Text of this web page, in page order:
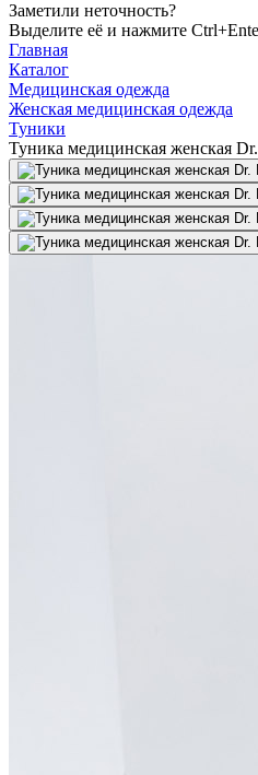
Заметили неточность?
Выделите её и нажмите
Главная
Каталог
Медицинская одежда
Женская медицинская одежда
Туники
Туника медицинская женская